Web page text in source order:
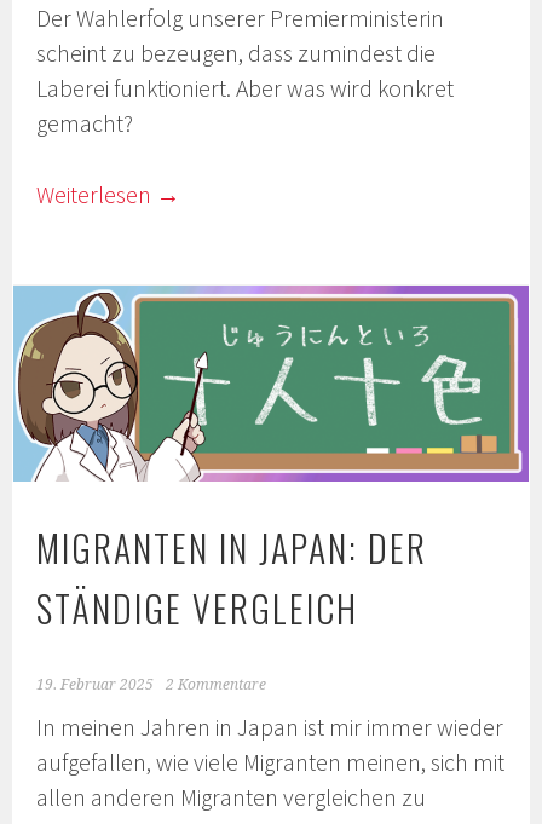
Der Wahlerfolg unserer Premierministerin
scheint zu bezeugen, dass zumindest die
Laberei funktioniert. Aber was wird konkret
gemacht?
Weiterlesen →
MIGRANTEN IN JAPAN: DER
STÄNDIGE VERGLEICH
19. Februar 2025 2 Kommentare
In meinen Jahren in Japan ist mir immer wieder
aufgefallen, wie viele Migranten meinen, sich mit
allen anderen Migranten vergleichen zu